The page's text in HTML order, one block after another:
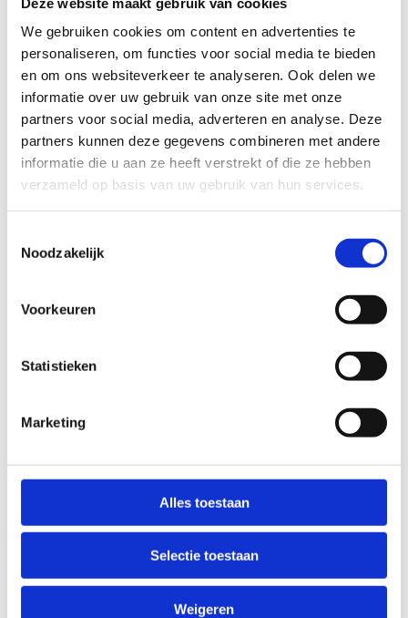
We gebruiken cookies om content en advertenties te
personaliseren, om functies voor social media te bieden
en om ons websiteverkeer te analyseren. Ook delen we
informatie over uw gebruik van onze site met onze
partners voor social media, adverteren en analyse. Deze
partners kunnen deze gegevens combineren met andere
informatie die u aan ze heeft verstrekt of die ze hebben
verzameld op basis van uw gebruik van hun services.
Noodzakelijk
Voorkeuren
Statistieken
Marketing
Alles toestaan
Selectie toestaan
Weigeren
TECHNISCHE MOEILIJKHEIDSGRAAD
makkelijk moeilijk
BEWEGWIJZERING
TIP:ontbrekende signalisatie kan je melden via het
Routemeldpunt
Droog
Beginner